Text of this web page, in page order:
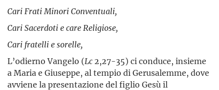
Cari Frati Minori Conventuali,
Cari Sacerdoti e care Religiose,
Cari fratelli e sorelle,
L’odierno Vangelo (Lc 2,27-35) ci conduce, insieme
a Maria e Giuseppe, al tempio di Gerusalemme, dove
avviene la presentazione del figlio Gesù il